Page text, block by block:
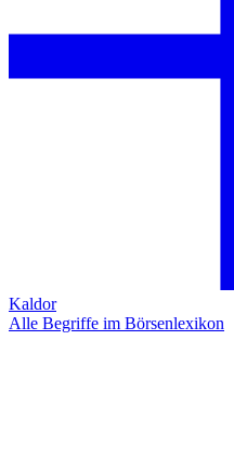
Kaldor
Alle Begriffe im Börsenlexikon